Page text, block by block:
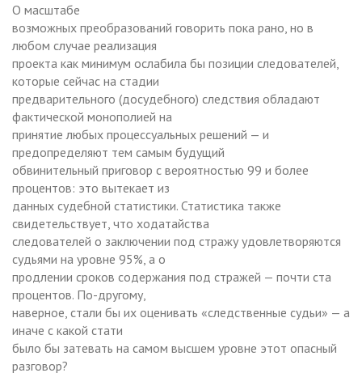
О масштабе
возможных преобразований говорить пока рано, но в
любом случае реализация
проекта как минимум ослабила бы позиции следователей,
которые сейчас на стадии
предварительного (досудебного) следствия обладают
фактической монополией на
принятие любых процессуальных решений — и
предопределяют тем самым будущий
обвинительный приговор с вероятностью 99 и более
процентов: это вытекает из
данных судебной статистики. Статистика также
свидетельствует, что ходатайства
следователей о заключении под стражу удовлетворяются
судьями на уровне 95%, а о
продлении сроков содержания под стражей — почти ста
процентов. По-другому,
наверное, стали бы их оценивать «следственные судьи» — а
иначе с какой стати
было бы затевать на самом высшем уровне этот опасный
разговор?